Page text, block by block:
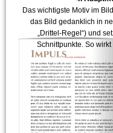
Das wichtigste Motiv im
das Bild gedanklich in
„Drittel-Regel“) und
Schnittpunkte. So